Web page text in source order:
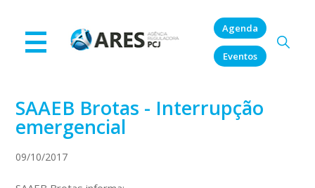
Agenda
Eventos
SAAEB Brotas - Interrupção
emergencial
09/10/2017